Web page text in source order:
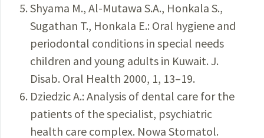
Shyama M., Al-Mutawa S.A., Honkala S.,
Sugathan T., Honkala E.: Oral hygiene and
periodontal conditions in special needs
children and young adults in Kuwait. J.
Disab. Oral Health 2000, 1, 13–19.
Dziedzic A.: Analysis of dental care for the
patients of the specialist, psychiatric
health care complex. Nowa Stomatol.